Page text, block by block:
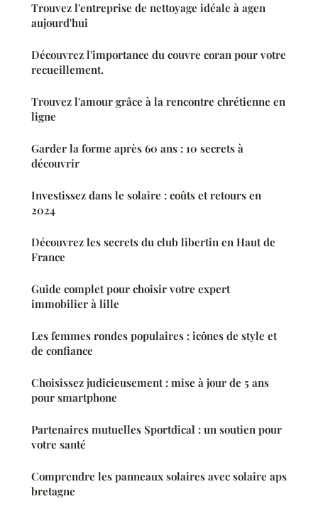
Trouvez l'entreprise de nettoyage idéale à agen
aujourd'hui
Découvrez l'importance du couvre coran pour votre
recueillement.
Trouvez l'amour grâce à la rencontre chrétienne en
ligne
Garder la forme après 60 ans : 10 secrets à
découvrir
Investissez dans le solaire : coûts et retours en
2024
Découvrez les secrets du club libertin en Haut de
France
Guide complet pour choisir votre expert
immobilier à lille
Les femmes rondes populaires : icônes de style et
de confiance
Choisissez judicieusement : mise à jour de 5 ans
pour smartphone
Partenaires mutuelles Sportdical : un soutien pour
votre santé
Comprendre les panneaux solaires avec solaire aps
bretagne